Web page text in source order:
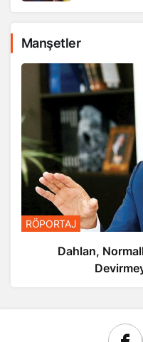
Manşetler
RÖPORTAJ
Dahlan,